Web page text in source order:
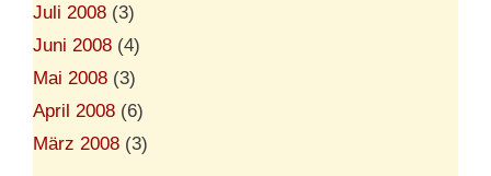
Juli 2008 (3)
Juni 2008 (4)
Mai 2008 (3)
April 2008 (6)
März 2008 (3)